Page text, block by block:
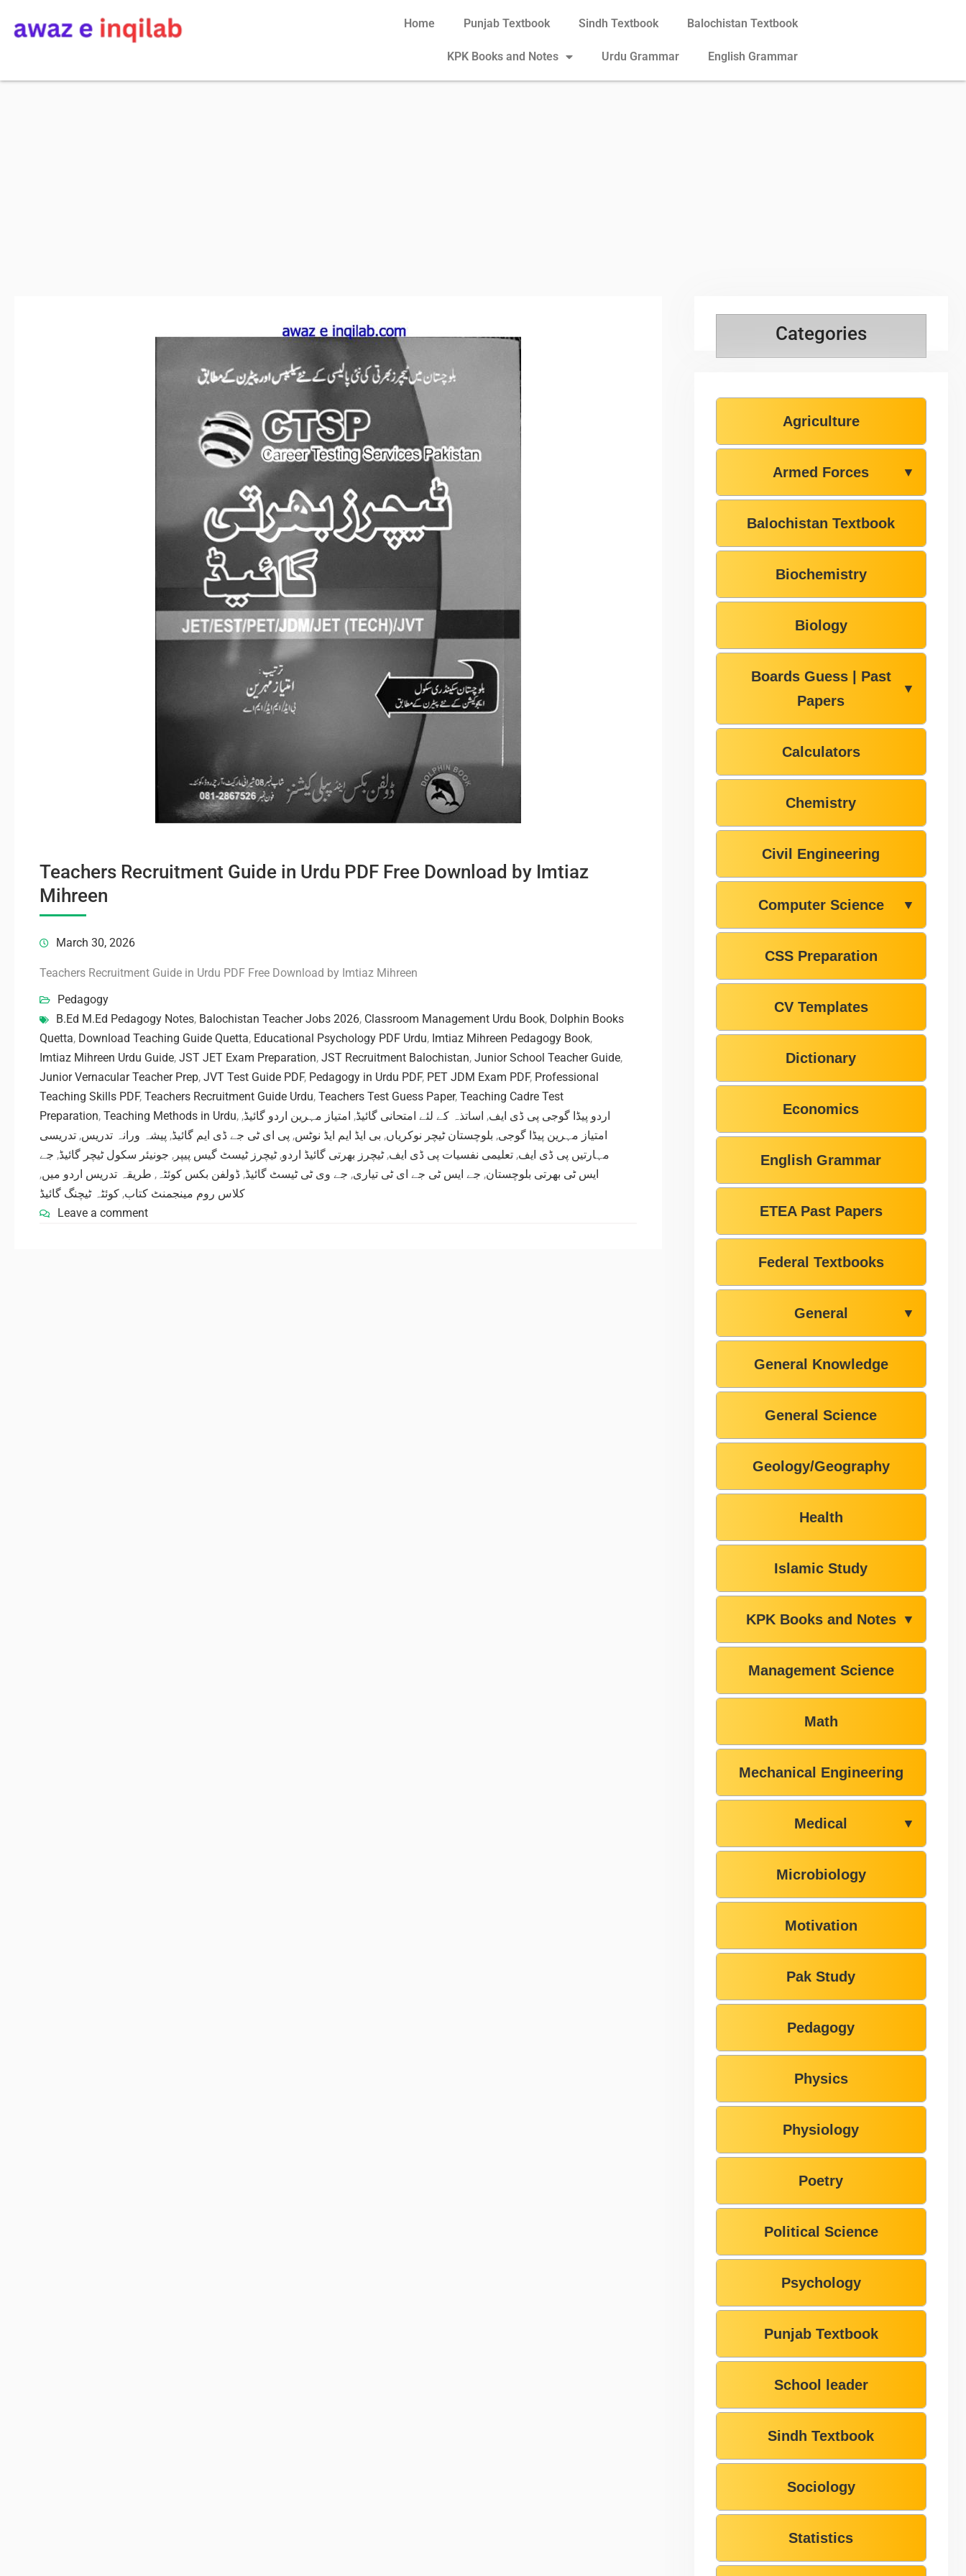
Home Punjab Textbook Sindh Textbook Balochistan Textbook
KPK Books and Notes Urdu Grammar English Grammar
Teachers Recruitment Guide in Urdu PDF Free Download by Imtiaz
Mihreen
March 30, 2026
Teachers Recruitment Guide in Urdu PDF Free Download by Imtiaz Mihreen
Pedagogy
B.Ed M.Ed Pedagogy Notes, Balochistan Teacher Jobs 2026, Classroom Management Urdu Book, Dolphin Books
Quetta, Download Teaching Guide Quetta, Educational Psychology PDF Urdu, Imtiaz Mihreen Pedagogy Book,
Imtiaz Mihreen Urdu Guide, JST JET Exam Preparation, JST Recruitment Balochistan, Junior School Teacher Guide,
Junior Vernacular Teacher Prep, JVT Test Guide PDF, Pedagogy in Urdu PDF, PET JDM Exam PDF, Professional
Teaching Skills PDF, Teachers Recruitment Guide Urdu, Teachers Test Guess Paper, Teaching Cadre Test
Preparation, Teaching Methods in Urdu, اردو پیڈا گوجی پی ڈی ایف, اساتذہ کے لئے امتحانی گائیڈ, امتیاز مہرین اردو گائیڈ,
امتیاز مہرین پیڈا گوجی, بلوچستان ٹیچر نوکریاں, بی ایڈ ایم ایڈ نوٹس, پی ای ٹی جے ڈی ایم گائیڈ, پیشہ ورانہ تدریس, تدریسی
مہارتیں پی ڈی ایف, تعلیمی نفسیات پی ڈی ایف,ٹیچرز بھرتی گائیڈ اردو,ٹیچرز ٹیسٹ گیس پیپر , جونیئر سکول ٹیچر گائیڈ, جے
ایس ٹی بھرتی بلوچستان, جے ایس ٹی جے ای ٹی تیاری, جے وی ٹی ٹیسٹ گائیڈ, ڈولفن بکس کوئٹہ , طریقہ تدریس اردو میں,
کلاس روم مینجمنٹ کتاب, کوئٹہ ٹیچنگ گائیڈ
Leave a comment
Categories
Agriculture
Armed Forces ▼
Balochistan Textbook
Biochemistry
Biology
Boards Guess | Past
Papers
▼
Calculators
Chemistry
Civil Engineering
Computer Science ▼
CSS Preparation
CV Templates
Dictionary
Economics
English Grammar
ETEA Past Papers
Federal Textbooks
General ▼
General Knowledge
General Science
Geology/Geography
Health
Islamic Study
KPK Books and Notes ▼
Management Science
Math
Mechanical Engineering
Medical ▼
Microbiology
Motivation
Pak Study
Pedagogy
Physics
Physiology
Poetry
Political Science
Psychology
Punjab Textbook
School leader
Sindh Textbook
Sociology
Statistics